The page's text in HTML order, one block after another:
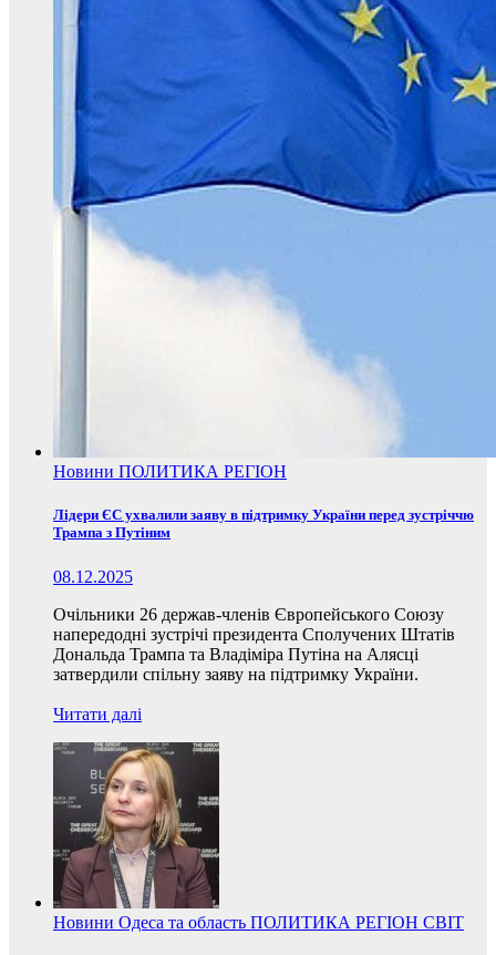
Новини ПОЛИТИКА РЕГІОН
Лідери ЄС ухвалили заяву в підтримку України перед зустріччю
Трампа з Путіним
08.12.2025
Очільники 26 держав-членів Європейського Союзу
напередодні зустрічі президента Сполучених Штатів
Дональда Трампа та Владіміра Путіна на Алясці
затвердили спільну заяву на підтримку України.
Читати далі
Новини Одеса та область ПОЛИТИКА РЕГІОН СВІТ